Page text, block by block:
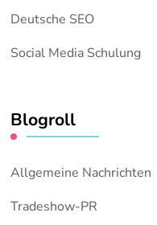
Deutsche SEO
Social Media Schulung
Blogroll
Allgemeine Nachrichten
Tradeshow-PR